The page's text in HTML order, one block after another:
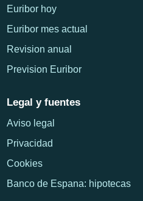
Euribor hoy
Euribor mes actual
Revision anual
Prevision Euribor
Legal y fuentes
Aviso legal
Privacidad
Cookies
Banco de Espana: hipotecas